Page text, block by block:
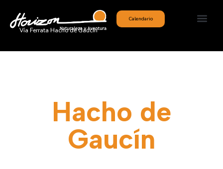
Vía Ferrata Hacho de Gaucín
Calendario
Hacho de
Gaucín